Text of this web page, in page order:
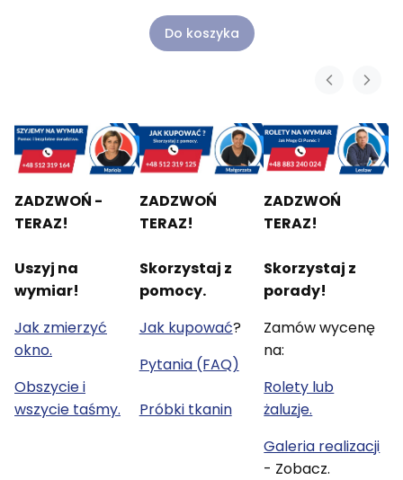
Do koszyka
ZADZWOŃ -
TERAZ!
Uszyj na
wymiar!
Jak zmierzyć
okno.
Obszycie i
wszycie taśmy.
ZADZWOŃ
TERAZ!
Skorzystaj z
pomocy.
Jak kupować?
Pytania (FAQ)
Próbki tkanin
ZADZWOŃ
TERAZ!
Skorzystaj z
porady!
Zamów wycenę
na:
Rolety lub
żaluzje.
Galeria realizacji
- Zobacz.